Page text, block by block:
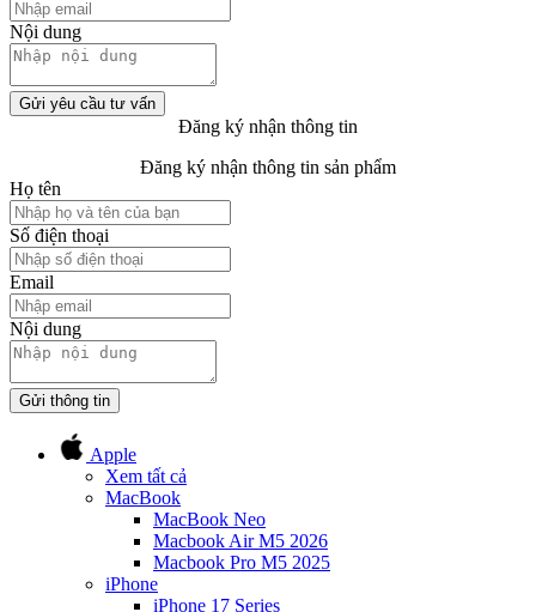
Nội dung
Gửi yêu cầu tư vấn
Đăng ký nhận thông tin
Đăng ký nhận thông tin sản phẩm
Họ tên
Số điện thoại
Email
Nội dung
Gửi thông tin
Apple
Xem tất cả
MacBook
MacBook Neo
Macbook Air M5 2026
Macbook Pro M5 2025
iPhone
iPhone 17 Series